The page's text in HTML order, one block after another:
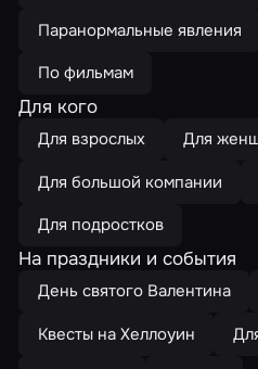
Паранормальные явления
По фильмам
Для кого
Для взрослых Для
Для большой компании
Для подростков
На праздники и события
День святого Валентина
Квесты на Хеллоуин